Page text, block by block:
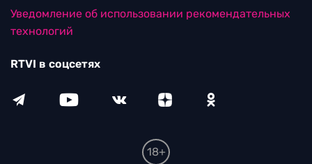
Уведомление об использовании рекомендательных
технологий
RTVI в соцсетях
18+